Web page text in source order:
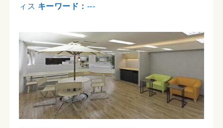
ィス キーワード： ---